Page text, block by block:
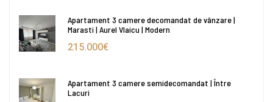
Apartament 3 camere decomandat de vânzare |
Marasti | Aurel Vlaicu | Modern
215.000€
Apartament 3 camere semidecomandat | Între
Lacuri